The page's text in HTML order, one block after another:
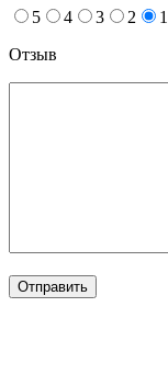
5 4 3 2 1
Отзыв